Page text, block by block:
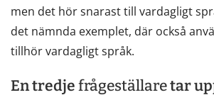
men det hör snarast till vardagligt
det nämnda exemplet, där också
tillhör vardagligt språk.
En tredjefrågeställaretar